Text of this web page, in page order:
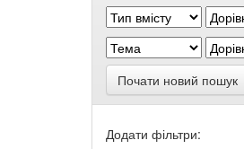
Почати новий пошук
Додати фільтри: